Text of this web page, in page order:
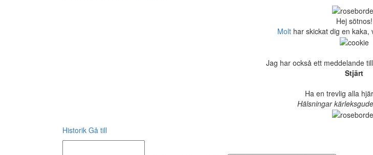
Hej sötnos!
Molthar skickat dig en kaka,
Jag har också ett meddelande
Stjärt
Ha en trevlig alla
Hälsningar
Historik Gå till